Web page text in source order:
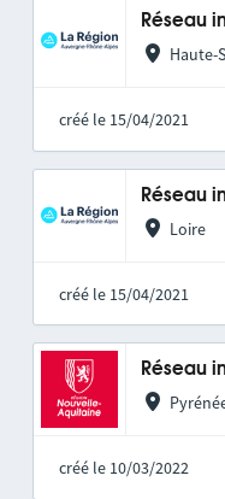
Réseau
Haute-
créé le 15/04/2021
Réseau
Loire
créé le 15/04/2021
Réseau
créé le 10/03/2022